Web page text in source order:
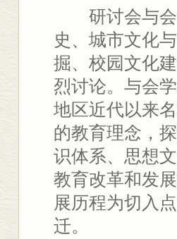
研讨会与
史、城市文化
掘、校园文化
烈讨论。与会
地区近代以来
的教育理念，
识体系、思想
教育改革和发
展历程为切入
迁。